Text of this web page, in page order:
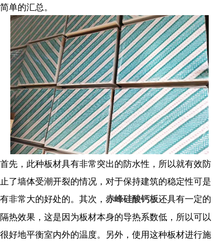
简单的汇总。
首先，此种板材具有非常突出的防水性，所以就有效防
止了墙体受潮开裂的情况，对于保持建筑的稳定性可是
有非常大的好处的。其次， 赤峰硅酸钙板还具有一定的
隔热效果，这是因为板材本身的导热系数低，所以可以
很好地平衡室内外的温度。另外，使用这种板材进行施